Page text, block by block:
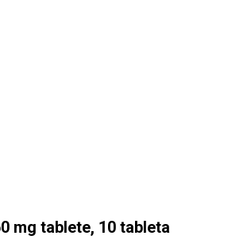
mg tablete, 10 tableta